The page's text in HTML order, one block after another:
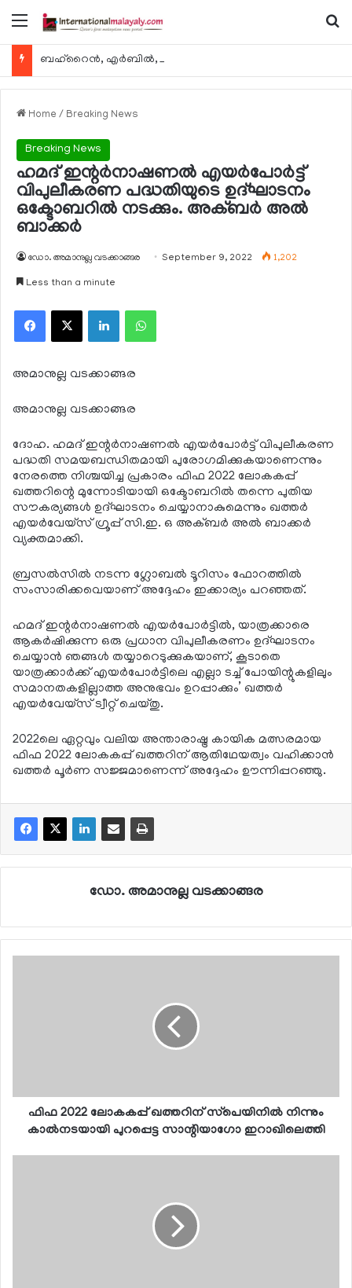
Menu
Home / Breaking News
Breaking News
ഹമദ് ഇന്റര്‍നാഷണല്‍ എയര്‍പോര്‍ട്ട്
വിപുലീകരണ പദ്ധതിയുടെ ഉദ്ഘാടനം
ഒക്ടോബറില്‍ നടക്കും. അക്ബര്‍ അല്‍
ബാക്കര്‍
ഡോ. അമാനുല്ല വടക്കാങ്ങര September 9, 2022 1,202
Less than a minute
Facebook
X LinkedInWhatsApp
അമാനുല്ല വടക്കാങ്ങര
അമാനുല്ല വടക്കാങ്ങര
ദോഹ. ഹമദ് ഇന്റര്‍നാഷണല്‍ എയര്‍പോര്‍ട്ട് വിപുലീകരണ
പദ്ധതി സമയബന്ധിതമായി പുരോഗമിക്കുകയാണെന്നും
നേരത്തെ നിശ്ചയിച്ച പ്രകാരം ഫിഫ 2022 ലോകകപ്പ്
ഖത്തറിന്റെ മുന്നോടിയായി ഒക്ടോബറില്‍ തന്നെ പുതിയ
സൗകര്യങ്ങള്‍ ഉദ്ഘാടനം ചെയ്യാനാകുമെന്നും ഖത്തര്‍
എയര്‍വേയ്‌സ് ഗ്രൂപ്പ് സി.ഇ. ഒ അക്ബര്‍ അല്‍ ബാക്കര്‍
വ്യക്തമാക്കി.
ബ്രസല്‍സില്‍ നടന്ന ഗ്ലോബല്‍ ടൂറിസം ഫോറത്തില്‍
സംസാരിക്കവെയാണ് അദ്ദേഹം ഇക്കാര്യം പറഞ്ഞത്.
ഹമദ് ഇന്റര്‍നാഷണല്‍ എയര്‍പോര്‍ട്ടില്‍, യാത്രക്കാരെ
ആകര്‍ഷിക്കുന്ന ഒരു പ്രധാന വിപുലീകരണം ഉദ്ഘാടനം
ചെയ്യാന്‍ ഞങ്ങള്‍ തയ്യാറെടുക്കുകയാണ്, കൂടാതെ
യാത്രക്കാര്‍ക്ക് എയര്‍പോര്‍ട്ടിലെ എല്ലാ ടച്ച് പോയിന്റുകളിലും
സമാനതകളില്ലാത്ത അനുഭവം ഉറപ്പാക്കും’ ഖത്തര്‍
എയര്‍വേയ്സ് ട്വീറ്റ് ചെയ്തു.
2022ലെ ഏറ്റവും വലിയ അന്താരാഷ്ട്ര കായിക മത്സരമായ
ഫിഫ 2022 ലോകകപ്പ് ഖത്തറിന് ആതിഥേയത്വം വഹിക്കാന്‍
ഖത്തര്‍ പൂര്‍ണ സജ്ജമാണെന്ന് അദ്ദേഹം ഊന്നിപ്പറഞ്ഞു.
ഡോ. അമാനുല്ല വടക്കാങ്ങര
ഫിഫ 2022 ലോകകപ്പ് ഖത്തറിന് സ്‌പെയിനില്‍ നിന്നും
കാല്‍നടയായി പുറപ്പെട്ട സാന്റിയാഗോ ഇറാഖിലെത്തി